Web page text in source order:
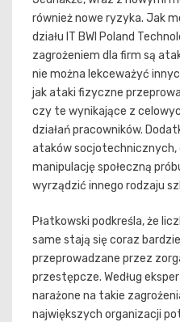
również nowe ryzyka. Jak
działu IT BWI Poland
zagrożeniem dla firm są
nie można lekceważyć
jak ataki fizyczne
czy te wynikające z
działań pracowników.
ataków
manipulację społeczną
wyrządzić innego rodzaju
Płatkowski podkreśla, że
same stają się coraz
przeprowadzane przez
przestępcze. Według
narażone na takie
największych organizacji